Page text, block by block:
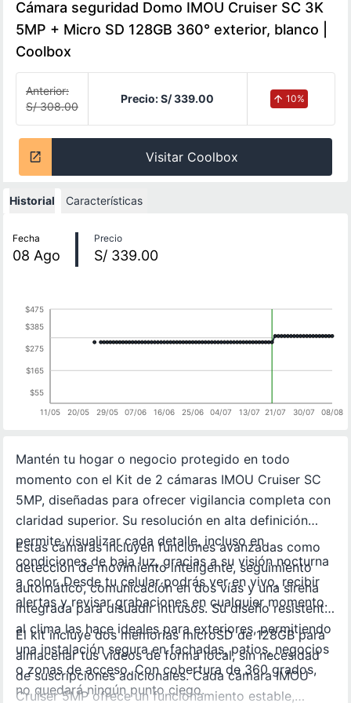
Cámara seguridad Domo IMOU Cruiser SC 3K
5MP + Micro SD 128GB 360° exterior, blanco |
Coolbox
Anterior:
S/ 308.00
Precio:S/ 339.00 10%
Visitar Coolbox
Historial Características
Fecha
08 Ago
Precio
S/ 339.00
11/05 20/05 29/05 07/06 16/06 25/06 04/07 13/07 21/07 30/07 08/08
$55
$165
$275
$385
$475
Mantén tu hogar o negocio protegido en todo
momento con el Kit de 2 cámaras IMOU Cruiser SC
5MP, diseñadas para ofrecer vigilancia completa con
claridad superior. Su resolución en alta definición
permite visualizar cada detalle, incluso en
condiciones de baja luz, gracias a su visión nocturna
a color. Desde tu celular podrás ver en vivo, recibir
alertas y revisar grabaciones en cualquier momento.
Estas cámaras incluyen funciones avanzadas como
detección de movimiento inteligente, seguimiento
automático, comunicación en dos vías y una sirena
integrada para disuadir intrusos. Su diseño resistente
al clima las hace ideales para exteriores, permitiendo
una instalación segura en fachadas, patios, negocios
o zonas de acceso. Con cobertura de 360 grados,
no quedará ningún punto ciego.
El kit incluye dos memorias microSD de 128GB para
almacenar tus videos de forma local, sin necesidad
de suscripciones adicionales. Cada cámara IMOU
Cruiser 5MP ofrece un funcionamiento estable,